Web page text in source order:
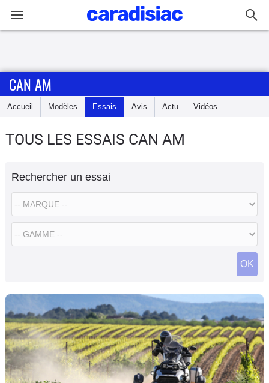
Accueil
Essais
Equipement
Avis
Forum
125
Marques
Services
CAN AM
Accueil Modèles Essais Avis Actu Vidéos
TOUS LES ESSAIS CAN AM
Rechercher un essai
OK